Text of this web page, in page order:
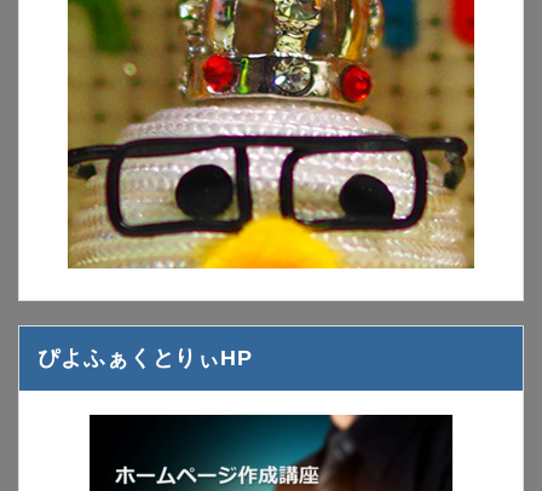
ぴよふぁくとりぃHP